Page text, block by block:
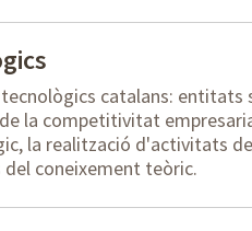
catalans: entitats
la competitivitat
la realització d'activitats
coneixement teòric.